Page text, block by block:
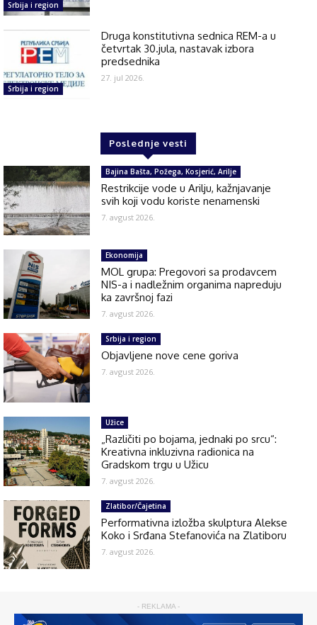
Srbija i region
Srbija i region
Druga konstitutivna sednica REM-a u
četvrtak 30.jula, nastavak izbora
predsednika
27. jul 2026.
Poslednje vesti
Bajina Bašta, Požega, Kosjerić, Arilje
Restrikcije vode u Arilju, kažnjavanje
svih koji vodu koriste nenamenski
7. avgust 2026.
Ekonomija
MOL grupa: Pregovori sa prodavcem
NIS-a i nadležnim organima napreduju
ka završnoj fazi
7. avgust 2026.
Srbija i region
Objavljene nove cene goriva
7. avgust 2026.
Užice
„Različiti po bojama, jednaki po srcu“:
Kreativna inkluzivna radionica na
Gradskom trgu u Užicu
7. avgust 2026.
Zlatibor/Čajetina
Performativna izložba skulptura Alekse
Koko i Srđana Stefanovića na Zlatiboru
7. avgust 2026.
- REKLAMA -